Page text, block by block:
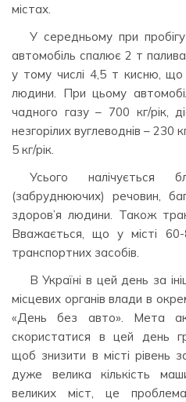
містах.
У середньому при
автомобіль спалює 2 т
у тому числі 4,5 т кисню,
людини. При цьому
чадного газу – 700 кг/рік,
незгорілих вуглеводнів – 230
5 кг/рік.
Усього налічується
(забруднюючих) речовин,
здоров’я людини. Також
Вважається, що у місті
транспортних засобів.
В Україні в цей день за
місцевих органів влади в
«День без авто». Мета
скористатися в цей день
щоб знизити в місті рівень
дуже велика кількість
великих міст, це